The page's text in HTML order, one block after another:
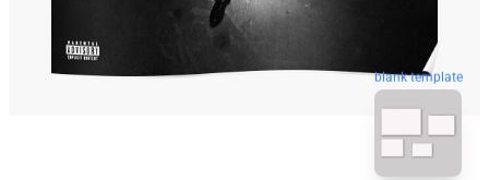
blank template